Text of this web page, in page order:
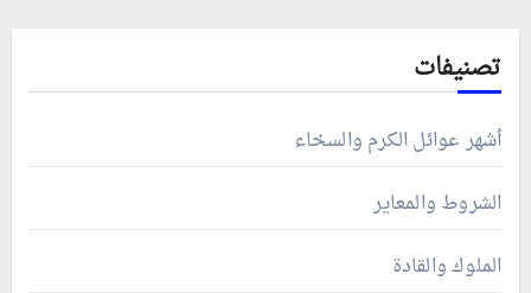
تصنيفات
أشهر عوائل الكرم والسخاء
الشروط والمعاير
الملوك والقادة